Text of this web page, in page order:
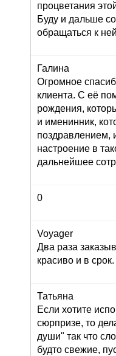
процветания
Буду и дальше
обращаться к
Галина
Огромное
клиента. С её
рождения,
и именинник,
поздравлением,
настроение в
дальнейшее
0
Voyager
Два раза
красиво и в
Татьяна
Если хотите
сюрпризе, то
души" так что
будто свежие,